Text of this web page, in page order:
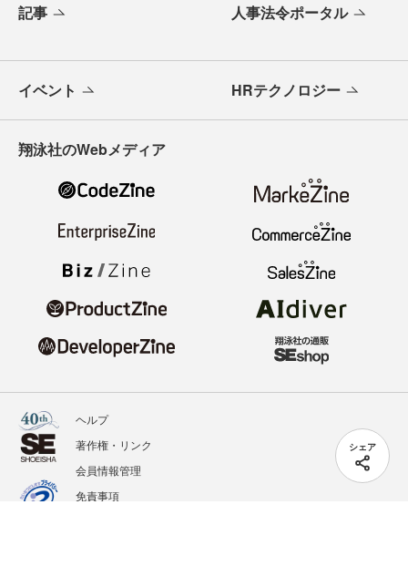
シェア
記事 人事法令ポータル
イベント HRテクノロジー
翔泳社のWebメディア
ヘルプ
著作権・リンク
会員情報管理
免責事項